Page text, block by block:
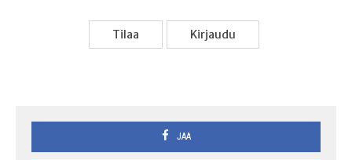
Tilaa Kir­jau­du
JAA